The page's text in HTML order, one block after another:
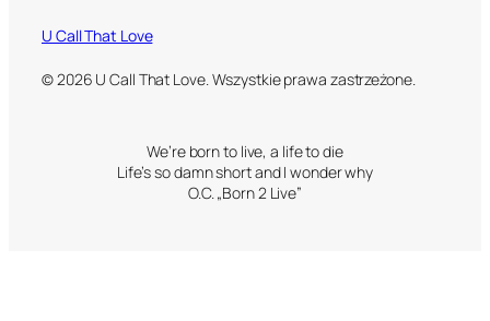
U Call That Love
© 2026 U Call That Love. Wszystkie prawa zastrzeżone.
We’re born to live, a life to die
Life’s so damn short and I wonder why
O.C. „Born 2 Live”